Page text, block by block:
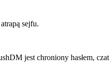
sejfu.
jest chroniony hasłem,